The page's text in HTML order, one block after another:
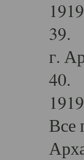
39.
г.
40.
Все